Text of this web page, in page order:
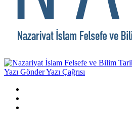
Yazı GönderYazı Çağrısı